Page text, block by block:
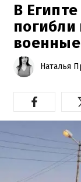
В
погибли
военные
Наталья